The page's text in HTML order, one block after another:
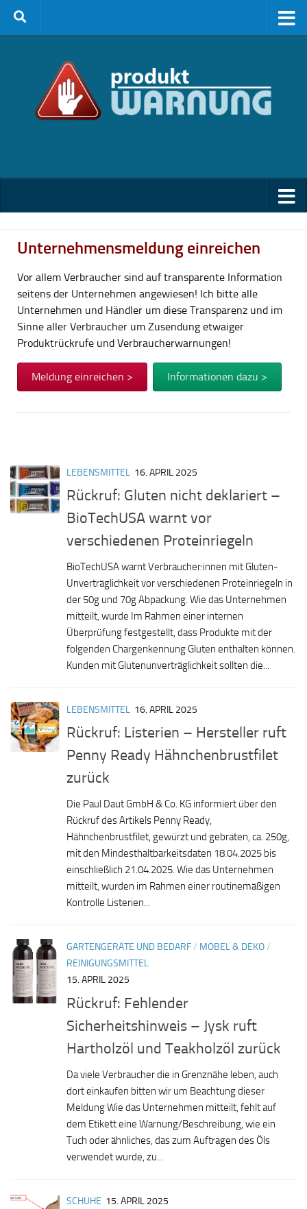
Zum Inhalt springen
Unternehmensmeldung einreichen
Vor allem Verbraucher sind auf transparente Information
seitens der Unternehmen angewiesen! Ich bitte alle
Unternehmen und Händler um diese Transparenz und im
Sinne aller Verbraucher um Zusendung etwaiger
Produktrückrufe und Verbraucherwarnungen!
Meldung einreichen > Informationen dazu >
LEBENSMITTEL 16. APRIL 2025
Rückruf: Gluten nicht deklariert –
BioTechUSA warnt vor
verschiedenen Proteinriegeln
BioTechUSA warnt Verbraucher:innen mit Gluten-
Unverträglichkeit vor verschiedenen Proteinriegeln in
der 50g und 70g Abpackung. Wie das Unternehmen
mitteilt, wurde Im Rahmen einer internen
Überprüfung festgestellt, dass Produkte mit der
folgenden Chargenkennung Gluten enthalten können.
Kunden mit Glutenunverträglichkeit sollten die...
LEBENSMITTEL 16. APRIL 2025
Rückruf: Listerien – Hersteller ruft
Penny Ready Hähnchenbrustfilet
zurück
Die Paul Daut GmbH & Co. KG informiert über den
Rückruf des Artikels Penny Ready,
Hähnchenbrustfilet, gewürzt und gebraten, ca. 250g,
mit den Mindesthaltbarkeitsdaten 18.04.2025 bis
einschließlich 21.04.2025. Wie das Unternehmen
mitteilt, wurden im Rahmen einer routinemäßigen
Kontrolle Listerien...
GARTENGERÄTE UND BEDARF/ MÖBEL & DEKO/
REINIGUNGSMITTEL
15. APRIL 2025
Rückruf: Fehlender
Sicherheitshinweis – Jysk ruft
Hartholzöl und Teakholzöl zurück
Da viele Verbraucher die in Grenznähe leben, auch
dort einkaufen bitten wir um Beachtung dieser
Meldung Wie das Unternehmen mitteilt, fehlt auf
dem Etikett eine Warnung/Beschreibung, wie ein
Tuch oder ähnliches, das zum Auftragen des Öls
verwendet wurde, zu...
SCHUHE 15. APRIL 2025